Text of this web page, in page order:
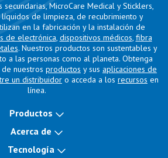
secundarias, MicroCare Medical y Sticklers,
de limpieza, de recubrimiento y
en la fabricación y la instalación de
de electrónica, dispositivos médicos, fibra
. Nuestros productos son sustentables y
a las personas como al planeta. Obtenga
nuestros productos y sus aplicaciones de
un distribuidor o acceda a los recursos en
línea.
Productos
Acerca de
Tecnología